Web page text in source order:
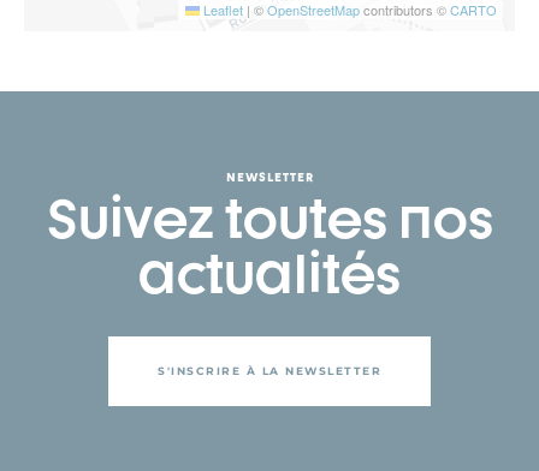
Leaflet | ©OpenStreetMapcontributors ©CARTO
NEWSLETTER
Suivez toutes nos
actualités
S'INSCRIRE À LA NEWSLETTER